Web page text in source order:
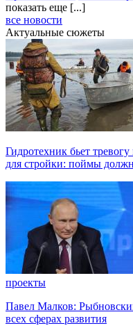
показать еще [...]
все новости
Актуальные сюжеты
Гидротехник бьет
для стройки: поймы
проекты
Павел Малков:
всех сферах развития